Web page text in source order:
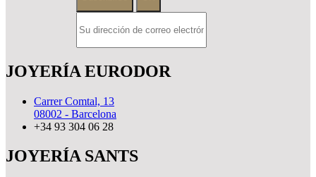
JOYERÍA EURODOR
Carrer Comtal, 13
08002 - Barcelona
+34 93 304 06 28
JOYERÍA SANTS